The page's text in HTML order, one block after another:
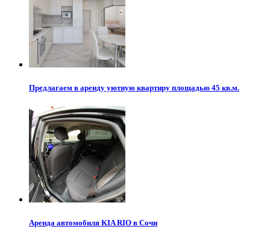
Предлагаем в аренду уютную квартиру площадью 45 кв.м.
Аренда автомобиля KIA RIO в Сочи